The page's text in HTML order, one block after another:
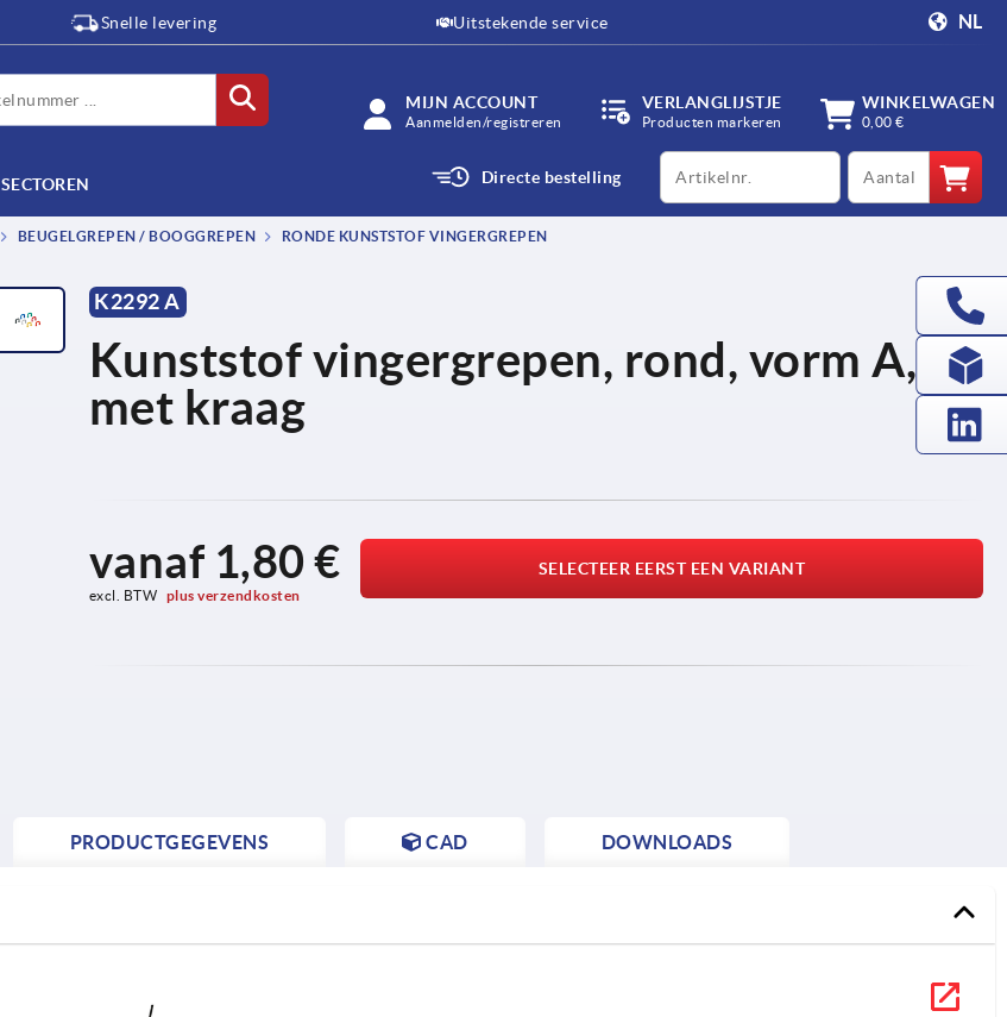
Snelle levering Uitstekende service NL
MIJN ACCOUNT
Aanmelden/registreren
VERLANGLIJSTJE
Producten markeren
WINKELWAGEN
0,00 €
SECTOREN Directe bestelling
productCode qty
BEUGELGREPEN / BOOGGREPEN
RONDE KUNSTSTOF VINGERGREPEN
K2292 A
Kunststof vingergrepen, rond, vorm A,
met kraag
vanaf 1,80 €
excl. BTW plus verzendkosten
SELECTEER EERST EEN VARIANT
PRODUCTGEGEVENS CAD DOWNLOADS